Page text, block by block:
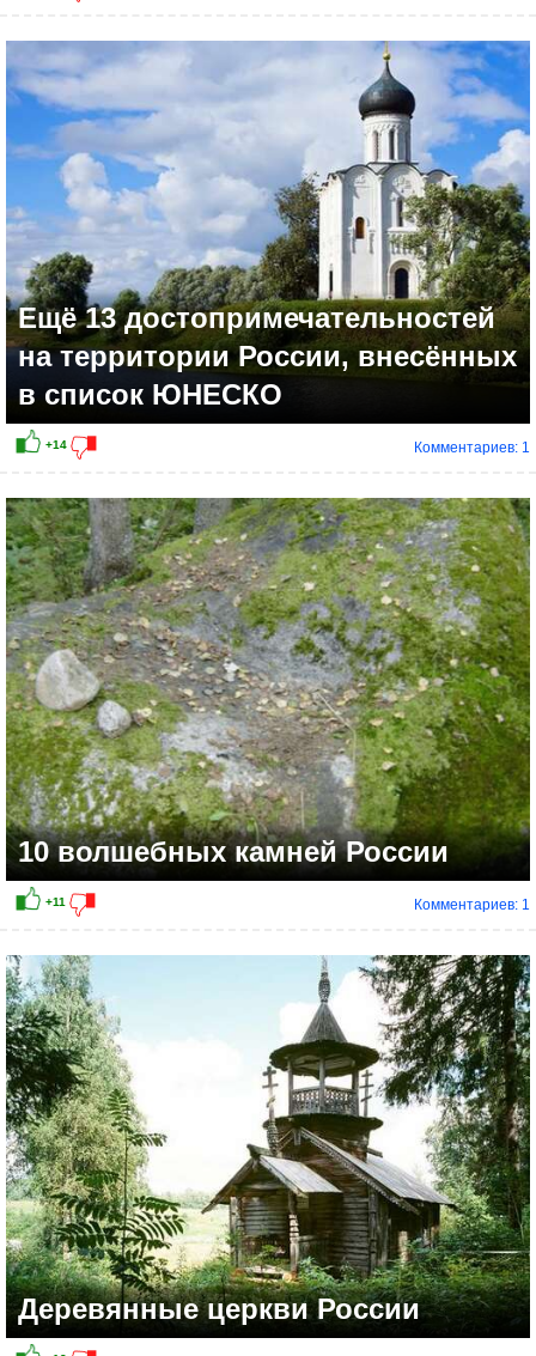
+15
Ещё 13 достопримечательностей
на территории России, внесённых
в список ЮНЕСКО
Комментариев: 1
10 волшебных камней России
Комментариев: 1
Деревянные церкви России